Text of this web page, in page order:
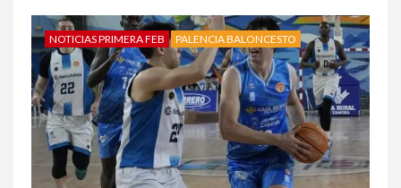
NOTICIAS PRIMERA FEB PALENCIA BALONCESTO